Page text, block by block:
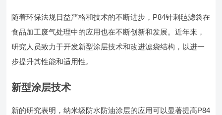
随着环保法规日益严格和技术的不断进步，P84针刺毡滤袋在
食品加工废气处理中的应用也在不断创新和发展。近年来，
研究人员致力于开发新型涂层技术和改进滤袋结构，以进一
步提升其性能和适用性。
新型涂层技术
新的研究表明，纳米级防水防油涂层的应用可以显著提高P84